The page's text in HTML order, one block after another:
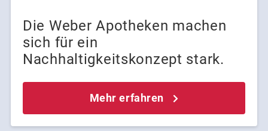
Die Weber Apotheken machen
sich für ein
Nachhaltigkeitskonzept stark.
Mehr erfahren